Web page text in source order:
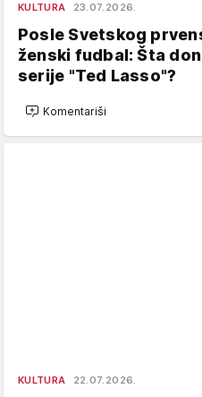
KULTURA 23.07.2026.
Posle Svetskog
ženski fudbal: Šta
serije "Ted Lasso"?
Komentariši
KULTURA 22.07.2026.